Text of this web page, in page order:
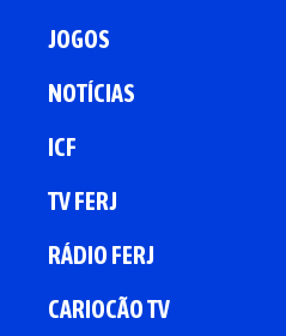
JOGOS
NOTÍCIAS
ICF
TV FERJ
RÁDIO FERJ
CARIOCÃO TV